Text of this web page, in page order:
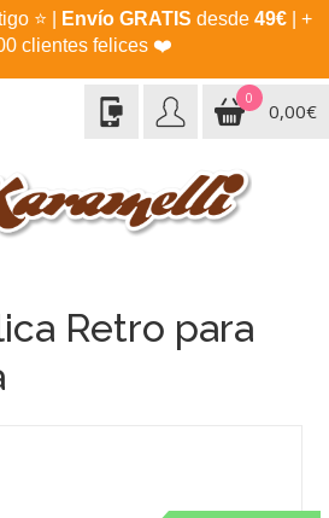
⭐ Envío GRATIS desde 49€| +
clientes felices ❤️
0
0,00€
Retro para